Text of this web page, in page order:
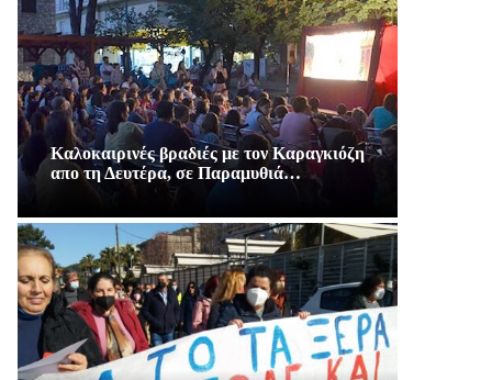
Καλοκαιρινές βραδιές με τον Καραγκιόζη
απο τη Δευτέρα, σε Παραμυθιά…